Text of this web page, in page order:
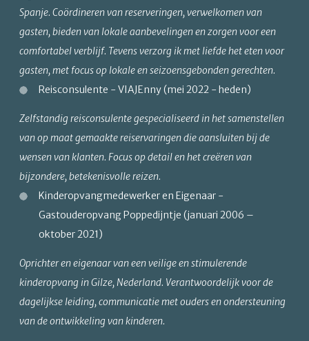
Spanje. Coördineren van reserveringen, verwelkomen van
gasten, bieden van lokale aanbevelingen en zorgen voor een
comfortabel verblijf. Tevens verzorg ik met liefde het eten voor
gasten, met focus op lokale en seizoensgebonden gerechten.
Reisconsulente - VIAJEnny (mei 2022 - heden)
Zelfstandig reisconsulente gespecialiseerd in het samenstellen
van op maat gemaakte reiservaringen die aansluiten bij de
wensen van klanten. Focus op detail en het creëren van
bijzondere, betekenisvolle reizen.
Kinderopvangmedewerker en Eigenaar -
Gastouderopvang Poppedijntje (januari 2006 –
oktober 2021)
Oprichter en eigenaar van een veilige en stimulerende
kinderopvang in Gilze, Nederland. Verantwoordelijk voor de
dagelijkse leiding, communicatie met ouders en ondersteuning
van de ontwikkeling van kinderen.